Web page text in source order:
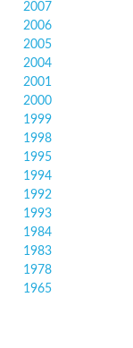
2007
2006
2005
2004
2001
2000
1999
1998
1995
1994
1992
1993
1984
1983
1978
1965